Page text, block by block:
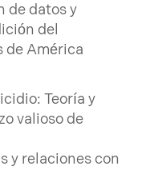
de datos y
del
de América
Teoría y
valioso de
y relaciones con